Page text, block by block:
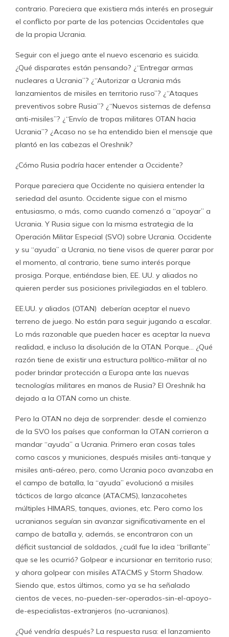
contrario. Pareciera que existiera más interés en proseguir
el conflicto por parte de las potencias Occidentales que
de la propia Ucrania.
Seguir con el juego ante el nuevo escenario es suicida.
¿Qué disparates están pensando? ¿“Entregar armas
nucleares a Ucrania”? ¿“Autorizar a Ucrania más
lanzamientos de misiles en territorio ruso”? ¿“Ataques
preventivos sobre Rusia”? ¿“Nuevos sistemas de defensa
anti-misiles”? ¿“Envío de tropas militares OTAN hacia
Ucrania”? ¿Acaso no se ha entendido bien el mensaje que
plantó en las cabezas el Oreshnik?
¿Cómo Rusia podría hacer entender a Occidente?
Porque pareciera que Occidente no quisiera entender la
seriedad del asunto. Occidente sigue con el mismo
entusiasmo, o más, como cuando comenzó a “apoyar” a
Ucrania. Y Rusia sigue con la misma estrategia de la
Operación Militar Especial (SVO) sobre Ucrania. Occidente
y su “ayuda” a Ucrania, no tiene visos de querer parar por
el momento, al contrario, tiene sumo interés porque
prosiga. Porque, entiéndase bien, EE. UU. y aliados no
quieren perder sus posiciones privilegiadas en el tablero.
EE.UU. y aliados (OTAN) deberían aceptar el nuevo
terreno de juego. No están para seguir jugando a escalar.
Lo más razonable que pueden hacer es aceptar la nueva
realidad, e incluso la disolución de la OTAN. Porque… ¿Qué
razón tiene de existir una estructura político-militar al no
poder brindar protección a Europa ante las nuevas
tecnologías militares en manos de Rusia? El Oreshnik ha
dejado a la OTAN como un chiste.
Pero la OTAN no deja de sorprender: desde el comienzo
de la SVO los países que conforman la OTAN corrieron a
mandar “ayuda” a Ucrania. Primero eran cosas tales
como cascos y municiones, después misiles anti-tanque y
misiles anti-aéreo, pero, como Ucrania poco avanzaba en
el campo de batalla, la “ayuda” evolucionó a misiles
tácticos de largo alcance (ATACMS), lanzacohetes
múltiples HIMARS, tanques, aviones, etc. Pero como los
ucranianos seguían sin avanzar significativamente en el
campo de batalla y, además, se encontraron con un
déficit sustancial de soldados, ¿cuál fue la idea “brillante”
que se les ocurrió? Golpear e incursionar en territorio ruso;
y ahora golpear con misiles ATACMS y Storm Shadow.
Siendo que, estos últimos, como ya se ha señalado
cientos de veces, no-pueden-ser-operados-sin-el-apoyo-
de-especialistas-extranjeros (no-ucranianos).
¿Qué vendría después? La respuesta rusa: el lanzamiento